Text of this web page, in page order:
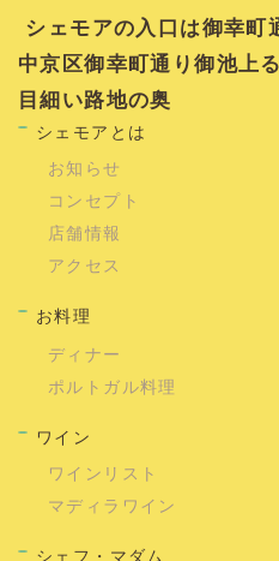
シェモアの入口は御幸町
中京区御幸町通り御池上
目細い路地の奥
シェモアとは
お知らせ
コンセプト
店舗情報
アクセス
お料理
ディナー
ポルトガル料理
ワイン
ワインリスト
マディラワイン
シェフ・マダム